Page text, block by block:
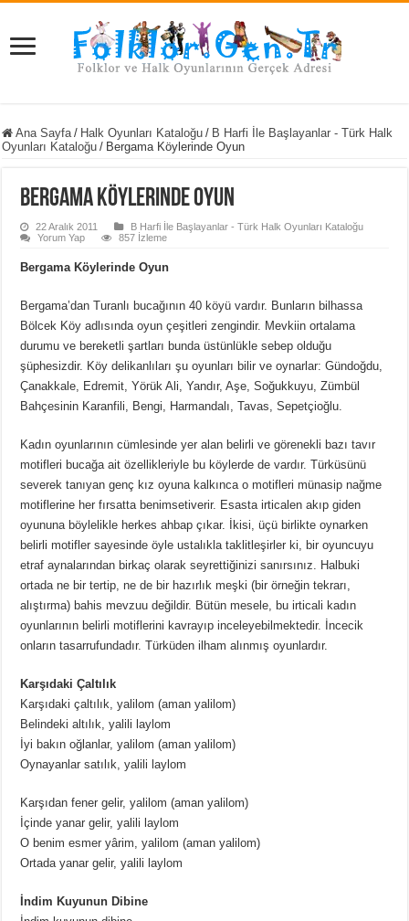
Ana Sayfa / Halk Oyunları Kataloğu / B Harfi İle Başlayanlar - Türk Halk
Oyunları Kataloğu / Bergama Köylerinde Oyun
Bergama Köylerinde Oyun
22 Aralık 2011
B Harfi İle Başlayanlar - Türk Halk Oyunları Kataloğu
Yorum Yap
857 İzleme
Bergama Köylerinde Oyun
Bergama’dan Turanlı bucağının 40 köyü vardır. Bunların bilhassa
Bölcek Köy adlısında oyun çeşitleri zengindir. Mevkiin ortalama
durumu ve bereketli şartları bunda üstünlükle sebep olduğu
şüphesizdir. Köy delikanlıları şu oyunları bilir ve oynarlar: Gündoğdu,
Çanakkale, Edremit, Yörük Ali, Yandır, Aşe, Soğukkuyu, Zümbül
Bahçesinin Karanfili, Bengi, Harmandalı, Tavas, Sepetçioğlu.
Kadın oyunlarının cümlesinde yer alan belirli ve görenekli bazı tavır
motifleri bucağa ait özellikleriyle bu köylerde de vardır. Türküsünü
severek tanıyan genç kız oyuna kalkınca o motifleri münasip nağme
motiflerine her fırsatta benimsetiverir. Esasta irticalen akıp giden
oyununa böylelikle herkes ahbap çıkar. İkisi, üçü birlikte oynarken
belirli motifler sayesinde öyle ustalıkla taklitleşirler ki, bir oyuncuyu
etraf aynalarından birkaç olarak seyrettiğinizi sanırsınız. Halbuki
ortada ne bir tertip, ne de bir hazırlık meşki (bir örneğin tekrarı,
alıştırma) bahis mevzuu değildir. Bütün mesele, bu irticali kadın
oyunlarının belirli motiflerini kavrayıp inceleyebilmektedir. İncecik
onların tasarrufundadır. Türküden ilham alınmış oyunlardır.
Karşıdaki Çaltılık
Karşıdaki çaltılık, yalilom (aman yalilom)
Belindeki altılık, yalili laylom
İyi bakın oğlanlar, yalilom (aman yalilom)
Oynayanlar satılık, yalili laylom
Karşıdan fener gelir, yalilom (aman yalilom)
İçinde yanar gelir, yalili laylom
O benim esmer yârim, yalilom (aman yalilom)
Ortada yanar gelir, yalili laylom
İndim Kuyunun Dibine